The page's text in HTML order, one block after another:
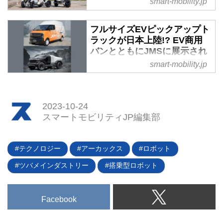
始まっている。去る10月5日（現
地時間）にオーストリアの
CycloTech（サイクロテック）社
が発表した「CruiseUp（クルー
ズアップ）」は、プロペラではな
くサイクロローターと呼ばれる独
真：CycloTech）
マートモビリティJP
2023年10月4日、電動マイクロモ
ビリティメーカーの
Hundredths（ハンドレッス）株式
会社は、「ebesah（エベサ
ー）」ブランドより特定小型原付
の販売を公式サイトで開始した。
ショー2023）への出展も決定し
ており、11月4日〜5日の2日間展
示される。
フルサイズEVピックアップト
ラックが日本上陸!? EV商用
バンとともにJMSに展示され
る「JEMY」に注目 - スマー
トモビリティJP
ビリティショー2023」にて、日
本市場導入予定のEV商用バン
プトラックのコンセプトモデルを
展示することを発表した。
smart-mobility.jp
2023-10-24
スマートモビリティJP編集部
テクノロジー アーカックス ロボット
ツバメインダストリー 搭乗型ロボット
Facebook